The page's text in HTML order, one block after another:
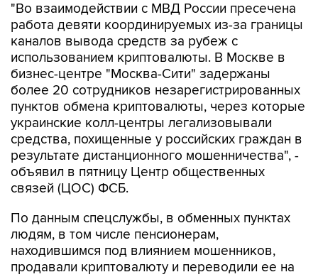
"Во взаимодействии с МВД России пресечена
работа девяти координируемых из-за границы
каналов вывода средств за рубеж с
использованием криптовалюты. В Москве в
бизнес-центре "Москва-Сити" задержаны
более 20 сотрудников незарегистрированных
пунктов обмена криптовалюты, через которые
украинские колл-центры легализовывали
средства, похищенные у российских граждан в
результате дистанционного мошенничества", -
объявил в пятницу Центр общественных
связей (ЦОС) ФСБ.
По данным спецслужбы, в обменных пунктах
людям, в том числе пенсионерам,
находившимся под влиянием мошенников,
продавали криптовалюту и переводили ее на